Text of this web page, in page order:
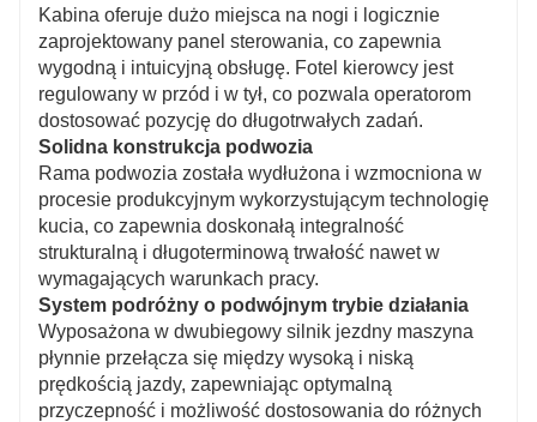
Kabina oferuje dużo miejsca na nogi i logicznie
zaprojektowany panel sterowania, co zapewnia
wygodną i intuicyjną obsługę. Fotel kierowcy jest
regulowany w przód i w tył, co pozwala operatorom
dostosować pozycję do długotrwałych zadań.
Solidna konstrukcja podwozia
Rama podwozia została wydłużona i wzmocniona w
procesie produkcyjnym wykorzystującym technologię
kucia, co zapewnia doskonałą integralność
strukturalną i długoterminową trwałość nawet w
wymagających warunkach pracy.
System podróżny o podwójnym trybie działania
Wyposażona w dwubiegowy silnik jezdny maszyna
płynnie przełącza się między wysoką i niską
prędkością jazdy, zapewniając optymalną
przyczepność i możliwość dostosowania do różnych